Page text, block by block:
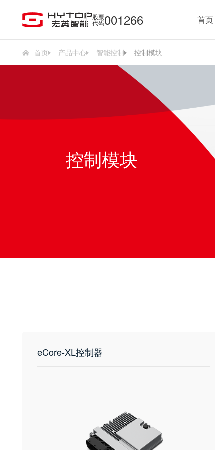
股票
代码001266 首页
首页 产品中心 智能控制 控制模块
控制模块
eCore-XL控制器